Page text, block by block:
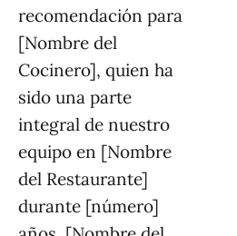
recomendación para
[Nombre del
Cocinero], quien ha
sido una parte
integral de nuestro
equipo en [Nombre
del Restaurante]
durante [número]